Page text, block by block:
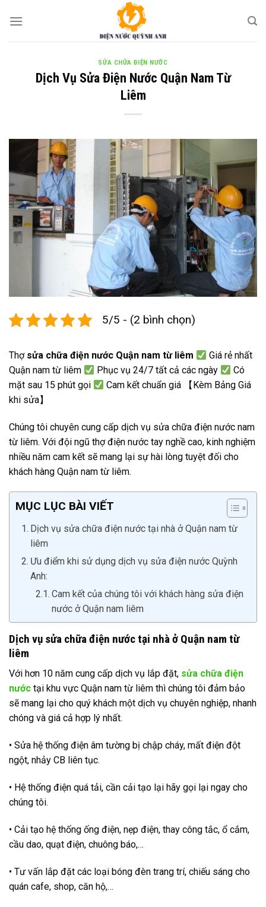
SỬA CHỮA ĐIỆN NƯỚC
Dịch Vụ Sửa Điện Nước Quận Nam Từ
Liêm
5/5 - (2 bình chọn)
Thợ sửa chữa điện nước Quận nam từ liêm
Giá rẻ nhất
Quận nam từ liêm
Phục vụ 24/7 tất cả các ngày
Có
mặt sau 15 phút gọi
Cam kết chuẩn giá 【Kèm Bảng Giá
khi sửa】
Chúng tôi chuyên cung cấp dịch vụ sửa chữa điện nước nam
từ liêm. Với đội ngũ thợ điện nước tay nghề cao, kinh nghiệm
nhiều năm cam kết sẽ mang lại sự hài lòng tuyệt đối cho
khách hàng Quận nam từ liêm.
MỤC LỤC BÀI VIẾT
Dịch vụ sửa chữa điện nước tại nhà ở Quận nam từ
liêm
Ưu điểm khi sử dụng dịch vụ sửa điện nước Quỳnh
Anh:
Cam kết của chúng tôi với khách hàng sửa điện
nước ở Quận nam liêm
Dịch vụ sửa chữa điện nước tại nhà ở Quận nam từ
liêm
Với hơn 10 năm cung cấp dịch vụ lắp đặt, sửa chữa điện
nước tại khu vực Quận nam từ liêm thì chúng tôi đảm bảo
sẽ mang lại cho quý khách một dịch vụ chuyên nghiệp, nhanh
chóng và giá cả hợp lý nhất.
• Sửa hệ thống điện âm tường bị chập cháy, mất điện đột
ngột, nhảy CB liên tục.
• Hệ thống điện quá tải, cần cải tạo lại hãy gọi lại ngay cho
chúng tôi.
• Cải tạo hệ thống ống điện, nẹp điện, thay công tắc, ổ cắm,
cầu dao, quạt điện, chuông báo,…
• Tư vấn lắp đặt các loại bóng đèn trang trí, chiếu sáng cho
quán cafe, shop, căn hộ,…